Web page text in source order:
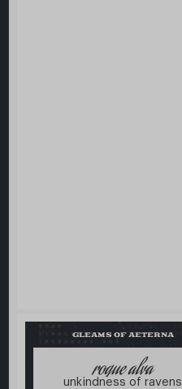
GLEAMS OF AETERNA
roque alva
unkindness of ravens